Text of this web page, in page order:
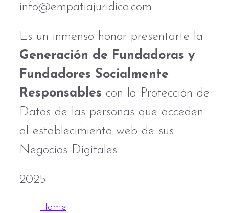
info@empatiajuridica.com
Es un inmenso honor presentarte la
Generación de Fundadoras y
Fundadores Socialmente
Responsables con la Protección de
Datos de las personas que acceden
al establecimiento web de sus
Negocios Digitales.
2025
Home